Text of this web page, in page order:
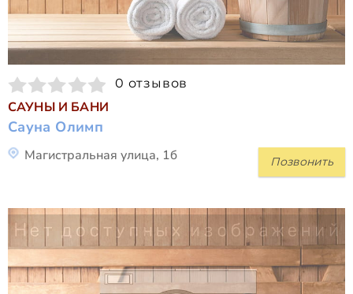
0 отзывов
САУНЫ И БАНИ
Сауна Олимп
Позвонить
Магистральная улица, 1б